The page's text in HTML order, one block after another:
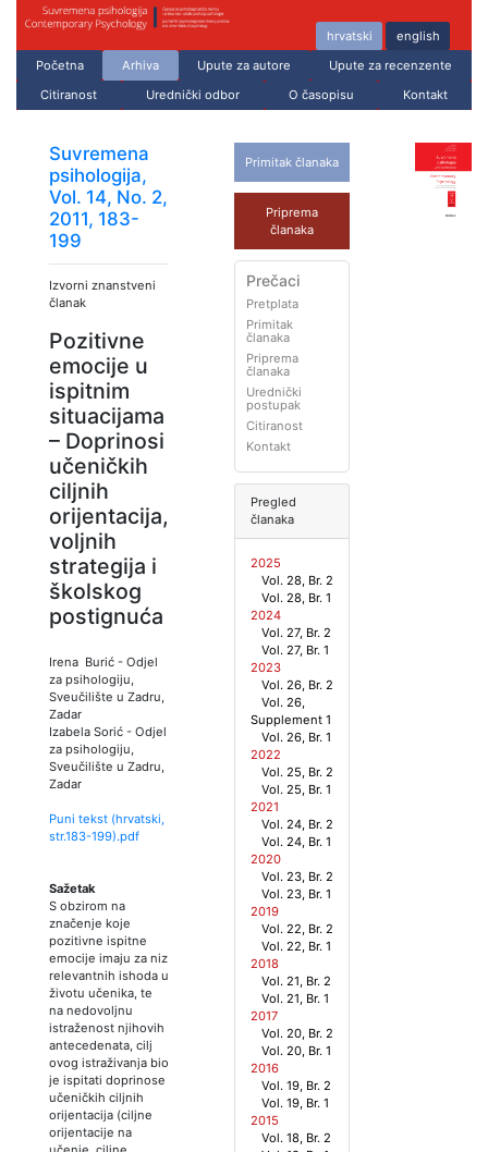
hrvatski
english
Početna
Arhiva Upute za autore
Upute za recenzente
Citiranost
Urednički odbor O časopisu Kontakt
Suvremena
psihologija,
Vol. 14, No. 2,
2011, 183-
199
Izvorni znanstveni
članak
Pozitivne
emocije u
ispitnim
situacijama
– Doprinosi
učeničkih
ciljnih
orijentacija,
voljnih
strategija i
školskog
postignuća
Irena Burić - Odjel
za psihologiju,
Sveučilište u Zadru,
Zadar
Izabela Sorić - Odjel
za psihologiju,
Sveučilište u Zadru,
Zadar
Puni tekst (hrvatski,
str.183-199).pdf
Sažetak
S obzirom na
značenje koje
pozitivne ispitne
emocije imaju za niz
relevantnih ishoda u
životu učenika, te
na nedovoljnu
istraženost njihovih
antecedenata, cilj
ovog istraživanja bio
je ispitati doprinose
učeničkih ciljnih
orijentacija (ciljne
orijentacije na
Primitak članaka
Priprema
članaka
Prečaci
Pretplata
Primitak
članaka
Priprema
članaka
Urednički
postupak
Citiranost
Kontakt
Pregled
članaka
2025
Vol. 28, Br. 2
Vol. 28, Br. 1
2024
Vol. 27, Br. 2
Vol. 27, Br. 1
2023
Vol. 26, Br. 2
Vol. 26,
Supplement 1
Vol. 26, Br. 1
2022
Vol. 25, Br. 2
Vol. 25, Br. 1
2021
Vol. 24, Br. 2
Vol. 24, Br. 1
2020
Vol. 23, Br. 2
Vol. 23, Br. 1
2019
Vol. 22, Br. 2
Vol. 22, Br. 1
2018
Vol. 21, Br. 2
Vol. 21, Br. 1
2017
Vol. 20, Br. 2
Vol. 20, Br. 1
2016
Vol. 19, Br. 2
Vol. 19, Br. 1
2015
Vol. 18, Br. 2